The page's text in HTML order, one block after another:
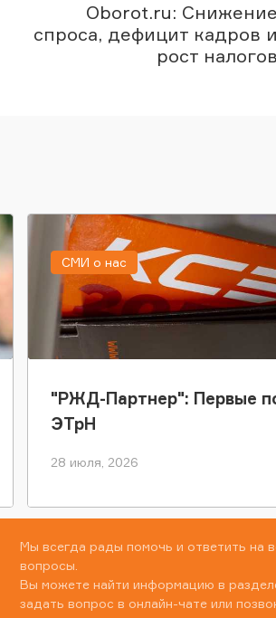
Oborot.ru: Снижение
спроса, дефицит кадров и
рост налогов
"РЖД-Партнер": Первые
ЭТрН
28 июля, 2026
СМИ о нас
Мы всегда рады помочь и ответить на
вопросы.
Вы можете найти информацию в
задать вопрос в онлайн-чате или